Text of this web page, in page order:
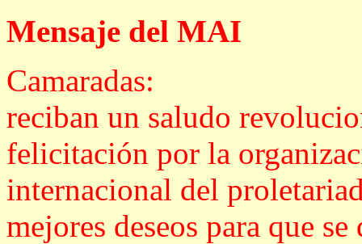
Mensaje del MAI
Camaradas:
reciban un saludo
felicitación por la
internacional del
mejores deseos para que